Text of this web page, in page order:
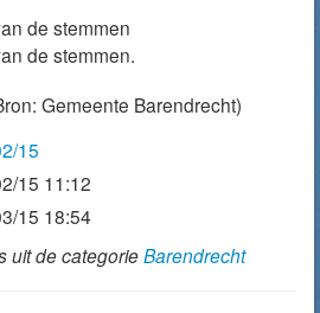
de stemmen
de stemmen.
Gemeente Barendrecht)
15
15 11:12
15 18:54
uit de categorieBarendrecht